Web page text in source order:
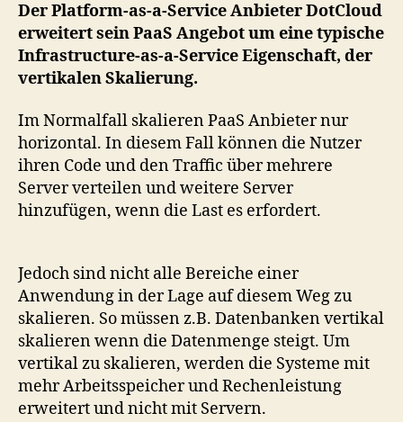
Der Platform-as-a-Service Anbieter DotCloud
erweitert sein PaaS Angebot um eine typische
Infrastructure-as-a-Service Eigenschaft, der
vertikalen Skalierung.
Im Normalfall skalieren PaaS Anbieter nur
horizontal. In diesem Fall können die Nutzer
ihren Code und den Traffic über mehrere
Server verteilen und weitere Server
hinzufügen, wenn die Last es erfordert.
Jedoch sind nicht alle Bereiche einer
Anwendung in der Lage auf diesem Weg zu
skalieren. So müssen z.B. Datenbanken vertikal
skalieren wenn die Datenmenge steigt. Um
vertikal zu skalieren, werden die Systeme mit
mehr Arbeitsspeicher und Rechenleistung
erweitert und nicht mit Servern.